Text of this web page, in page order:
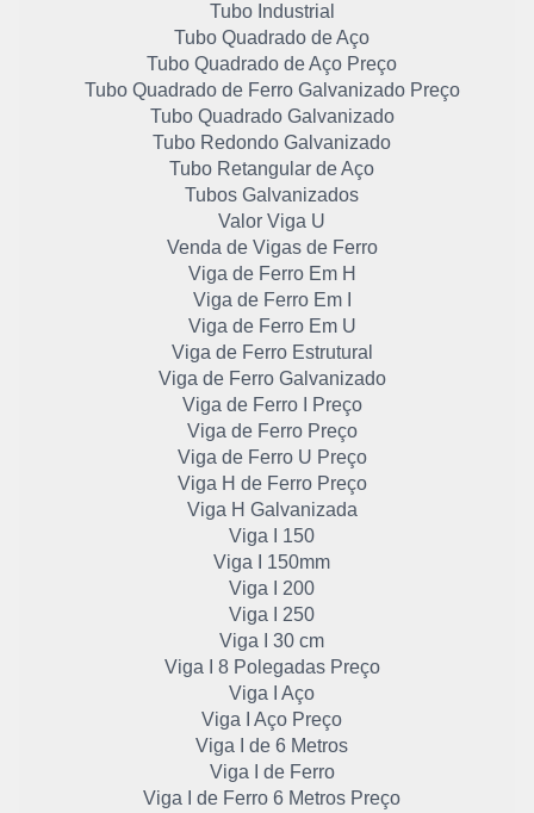
Tubo Industrial
Tubo Quadrado de Aço
Tubo Quadrado de Aço Preço
Tubo Quadrado de Ferro Galvanizado Preço
Tubo Quadrado Galvanizado
Tubo Redondo Galvanizado
Tubo Retangular de Aço
Tubos Galvanizados
Valor Viga U
Venda de Vigas de Ferro
Viga de Ferro Em H
Viga de Ferro Em I
Viga de Ferro Em U
Viga de Ferro Estrutural
Viga de Ferro Galvanizado
Viga de Ferro I Preço
Viga de Ferro Preço
Viga de Ferro U Preço
Viga H de Ferro Preço
Viga H Galvanizada
Viga I 150
Viga I 150mm
Viga I 200
Viga I 250
Viga I 30 cm
Viga I 8 Polegadas Preço
Viga I Aço
Viga I Aço Preço
Viga I de 6 Metros
Viga I de Ferro
Viga I de Ferro 6 Metros Preço